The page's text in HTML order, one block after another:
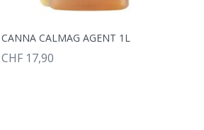
CANNA CALMAG AGENT 1L
CHF 17,90